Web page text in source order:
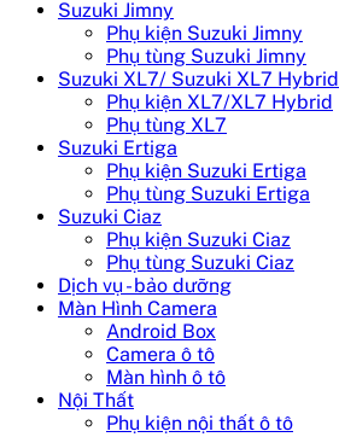
Suzuki Jimny
Phụ kiện Suzuki Jimny
Phụ tùng Suzuki Jimny
Suzuki XL7/ Suzuki XL7 Hybrid
Phụ kiện XL7/XL7 Hybrid
Phụ tùng XL7
Suzuki Ertiga
Phụ kiện Suzuki Ertiga
Phụ tùng Suzuki Ertiga
Suzuki Ciaz
Phụ kiện Suzuki Ciaz
Phụ tùng Suzuki Ciaz
Dịch vụ - bảo dưỡng
Màn Hình Camera
Android Box
Camera ô tô
Màn hình ô tô
Nội Thất
Phụ kiện nội thất ô tô